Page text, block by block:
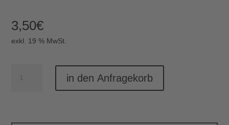
3,50€
exkl. 19 % MwSt.
in den Anfragekorb